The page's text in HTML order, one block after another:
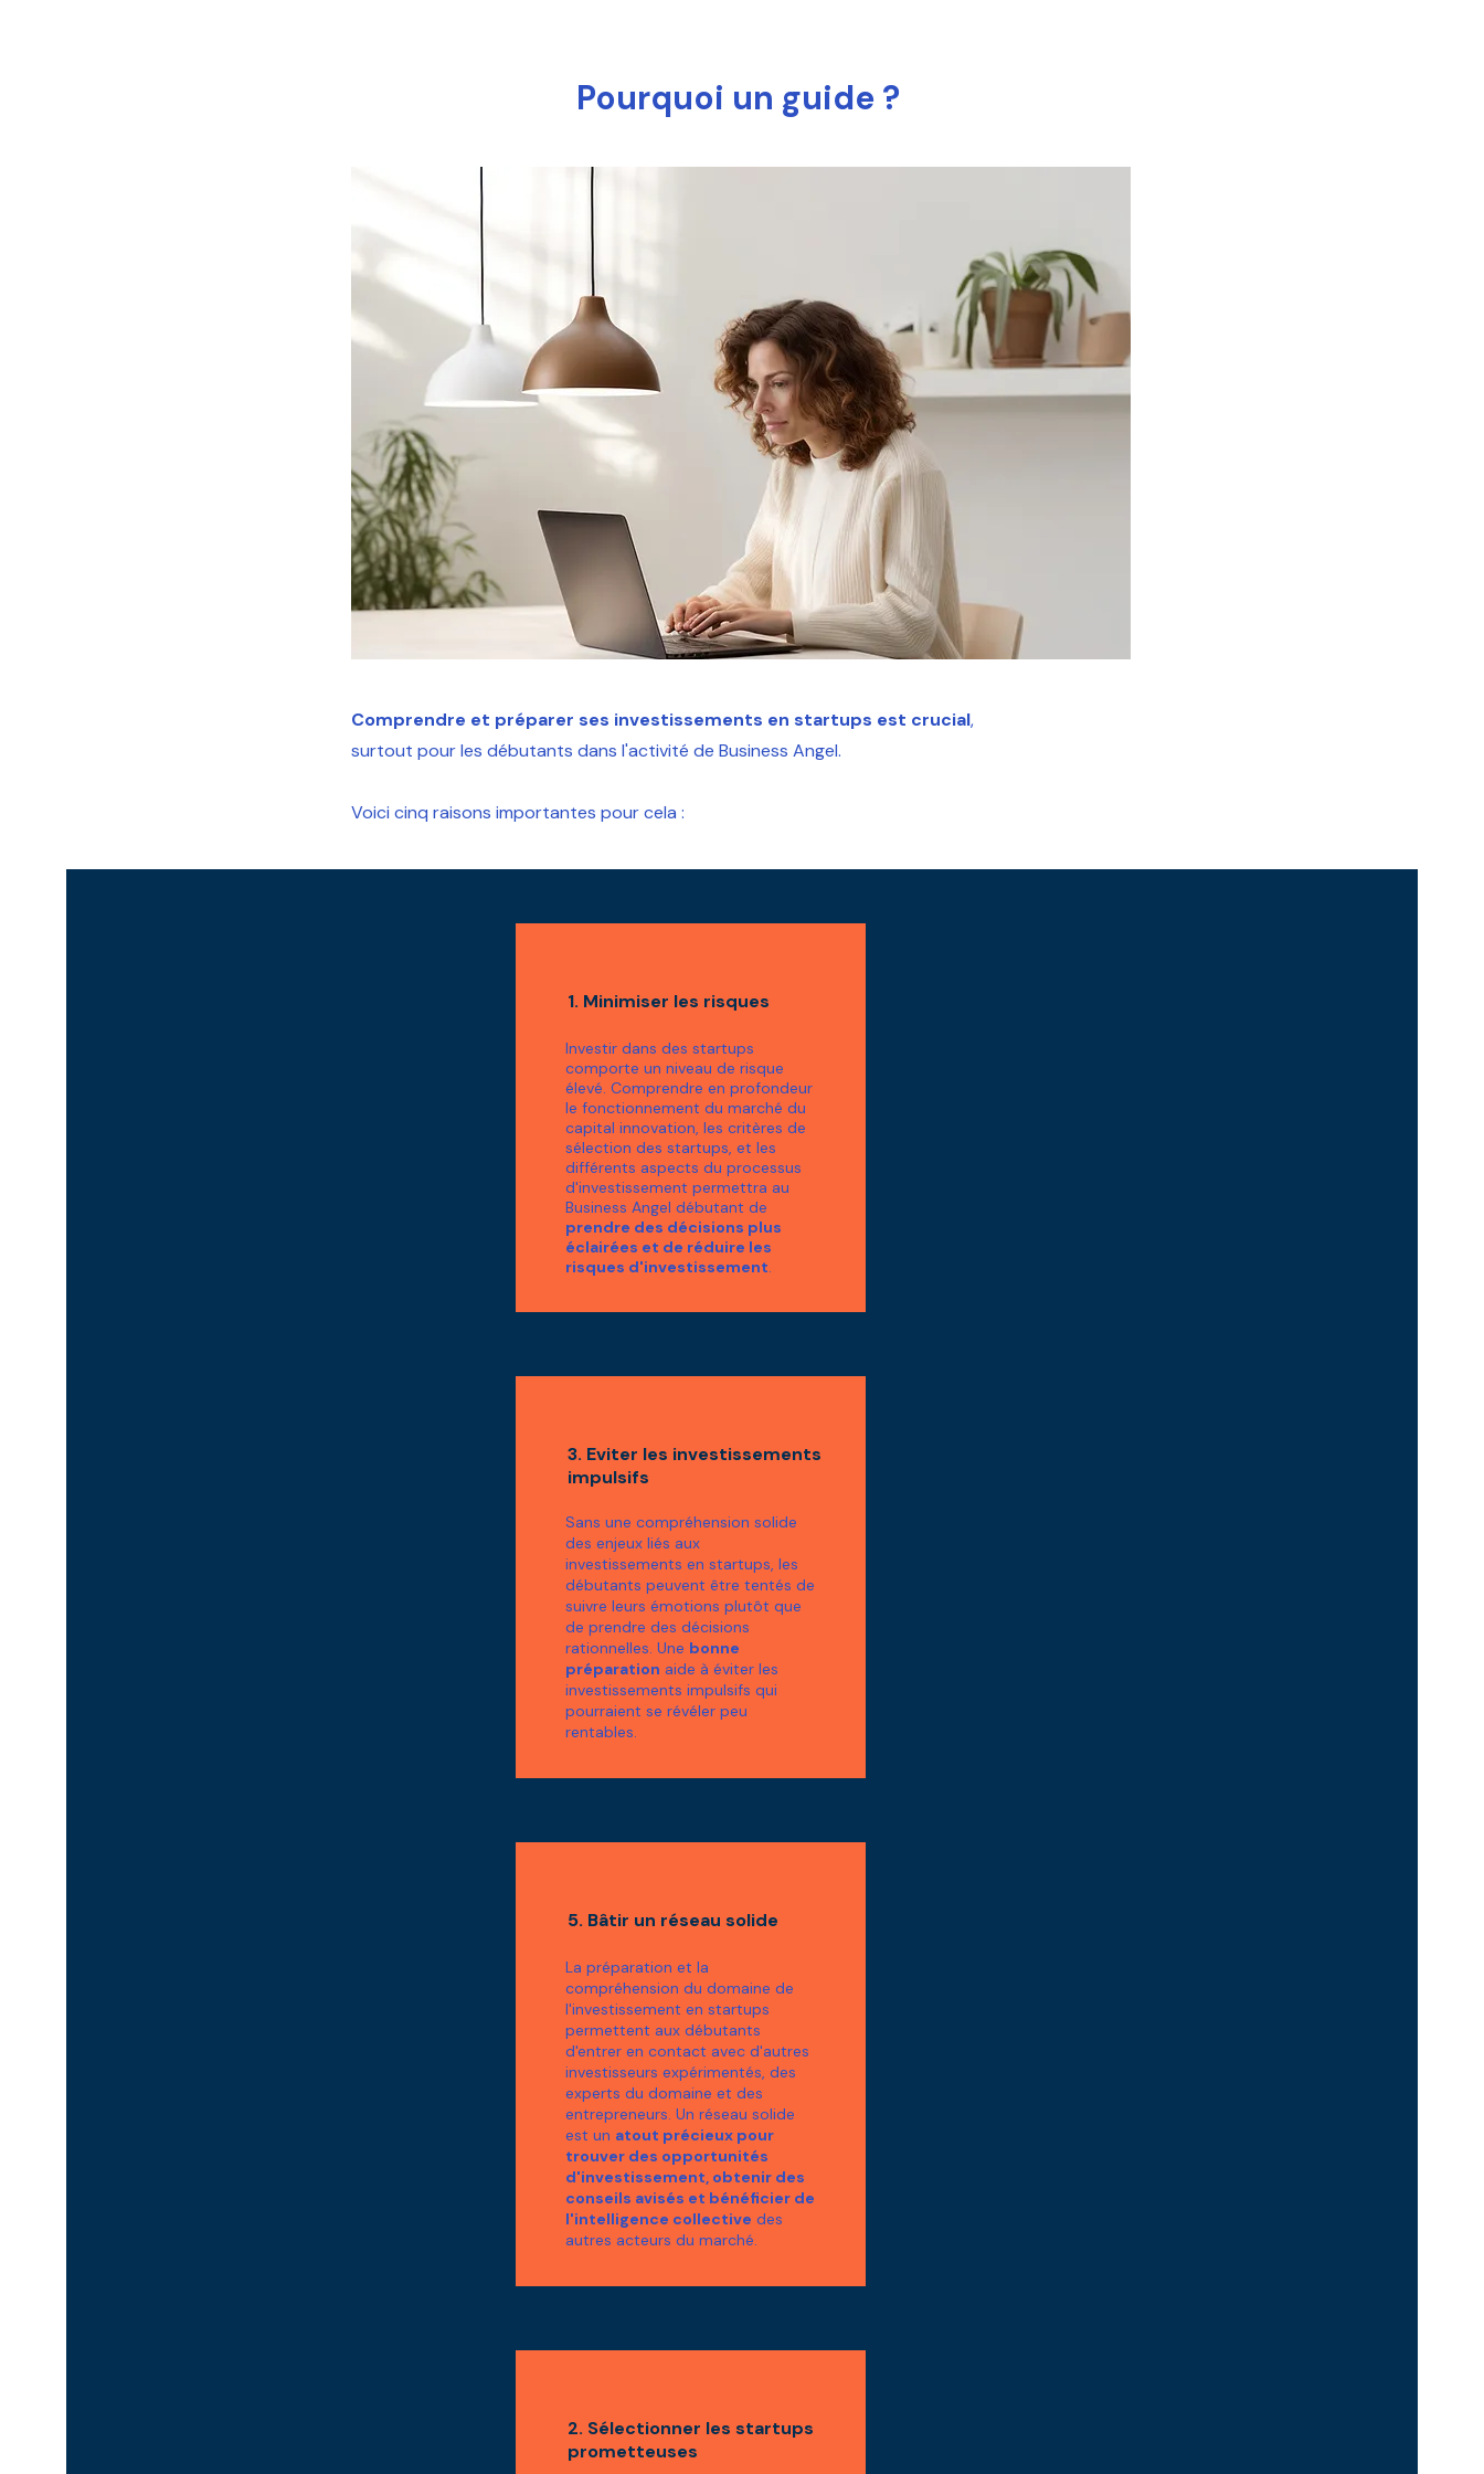
Pourquoi un guide ?
Comprendre et préparer ses investissements en startups est crucial,
surtout pour les débutants dans l'activité de Business Angel.
Voici cinq raisons importantes pour cela :
1. Minimiser les risques
Investir dans des startups
comporte un niveau de risque
élevé. Comprendre en profondeur
le fonctionnement du marché du
capital innovation, les critères de
sélection des startups, et les
différents aspects du processus
d'investissement permettra au
Business Angel débutant de
prendre des décisions plus
éclairées et de réduire les
risques d'investissement.
3. Eviter les investissements
impulsifs
Sans une compréhension solide
des enjeux liés aux
investissements en startups, les
débutants peuvent être tentés de
suivre leurs émotions plutôt que
de prendre des décisions
rationnelles. Une bonne
préparation aide à éviter les
investissements impulsifs qui
pourraient se révéler peu
rentables.
5. Bâtir un réseau solide
La préparation et la
compréhension du domaine de
l'investissement en startups
permettent aux débutants
d'entrer en contact avec d'autres
investisseurs expérimentés, des
experts du domaine et des
entrepreneurs. Un réseau solide
est un atout précieux pour
trouver des opportunités
d'investissement, obtenir des
conseils avisés et bénéficier de
l'intelligence collective des
autres acteurs du marché.
2. Sélectionner les startups
prometteuses